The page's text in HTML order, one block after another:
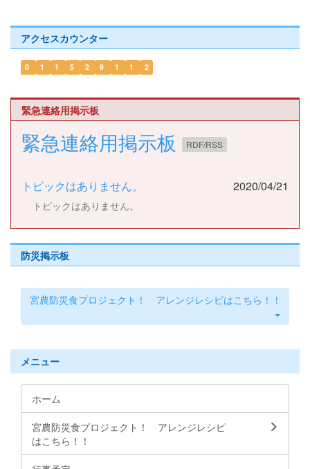
アクセスカウンター
0 1 1 5 2 9 1 1 2
緊急連絡用掲示板
緊急連絡用掲示板 RDF/RSS
トピックはありません。 2020/04/21
トピックはありません。
防災掲示板
宮農防災食プロジェクト！ アレンジレシピはこちら！！
メニュー
ホーム
宮農防災食プロジェクト！ アレンジレシピ
はこちら！！